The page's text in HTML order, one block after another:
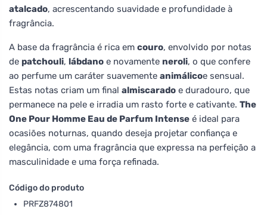
atalcado, acrescentando suavidade e profundidade à
fragrância.
A base da fragrância é rica em couro, envolvido por notas
de patchouli, lábdano e novamente neroli, o que confere
ao perfume um caráter suavemente animálicoe sensual.
Estas notas criam um final almiscarado e duradouro, que
permanece na pele e irradia um rasto forte e cativante. The
One Pour Homme Eau de Parfum Intense é ideal para
ocasiões noturnas, quando deseja projetar confiança e
elegância, com uma fragrância que expressa na perfeição a
masculinidade e uma força refinada.
Código do produto
PRFZ874801